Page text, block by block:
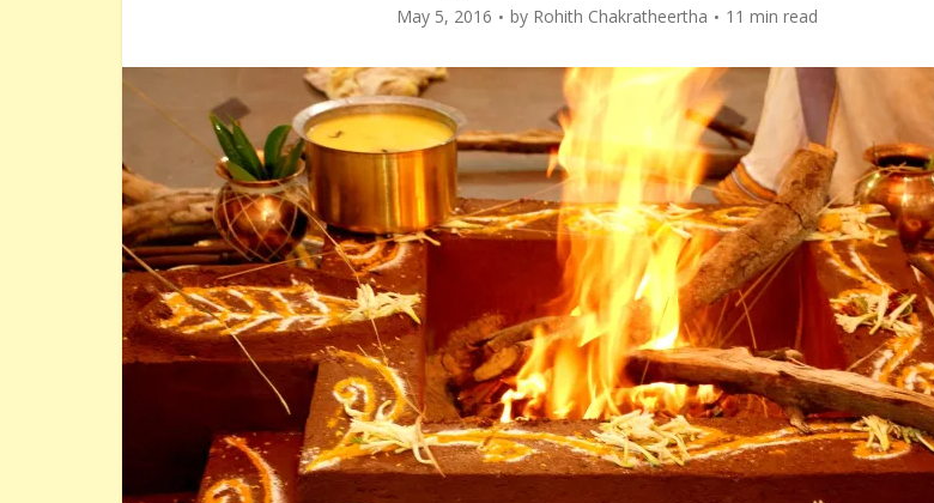
May 5, 2016 by Rohith Chakratheertha 11 min read